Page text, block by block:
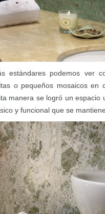
estándares podemos ver
o pequeños mosaicos en
manera se logró un espacio
y funcional que se